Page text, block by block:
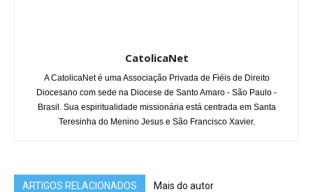
CatolicaNet
A CatolicaNet é uma Associação Privada de Fiéis de Direito
Diocesano com sede na Diocese de Santo Amaro - São Paulo -
Brasil. Sua espiritualidade missionária está centrada em Santa
Teresinha do Menino Jesus e São Francisco Xavier.
ARTIGOS RELACIONADOS Mais do autor